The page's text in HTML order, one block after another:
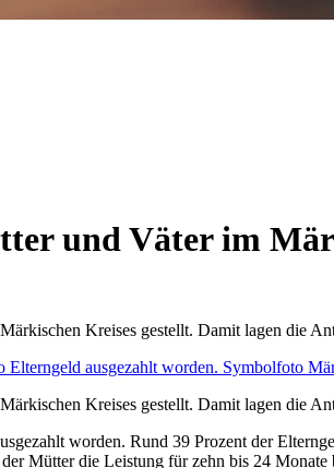
und Väter im
Kreises gestellt. Damit lagen die
Kreises gestellt. Damit lagen die
worden. Rund 39 Prozent der
Mütter die Leistung für zehn bis 24 Monate